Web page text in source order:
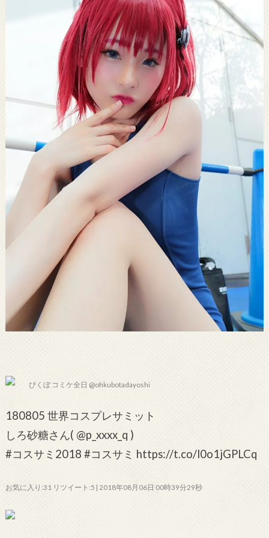
びくぼ コミケ全日 @ohkubotadayoshi
180805 世界コスプレサミット
しろ砂糖さん( @p_xxxx_q )
#コスサミ2018 #コスサミ https://t.co/l0o1jGPLCq
お気に入り:31 リツイート:5 | 2018年08月06日 00時39分29秒